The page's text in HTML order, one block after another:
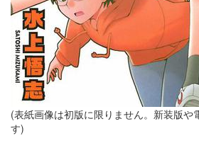
(表紙画像は初版に限りません。新装版や
す)